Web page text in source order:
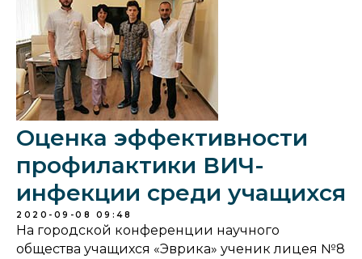
Оценка эффективности
профилактики ВИЧ-
инфекции среди учащихся
2020-09-08 09:48
На городской конференции научного
общества учащихся «Эврика» ученик лицея №8